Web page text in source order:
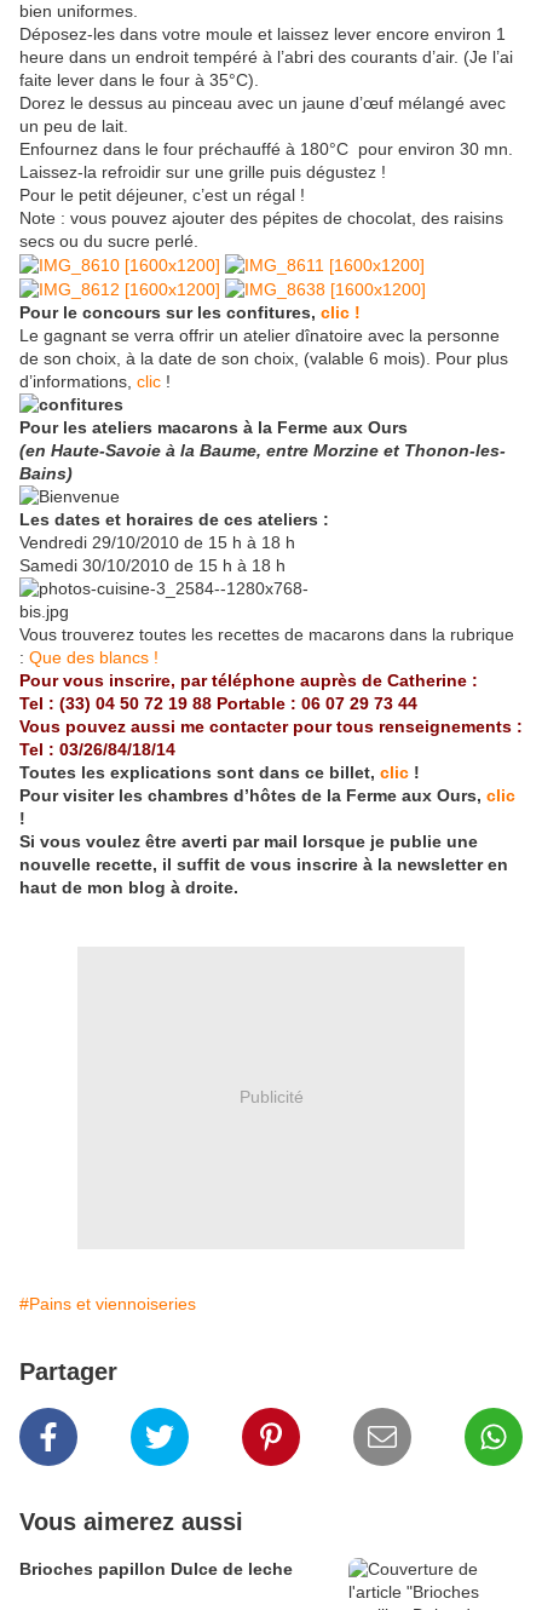
bien uniformes.
Déposez-les dans votre moule et laissez lever encore environ 1
heure dans un endroit tempéré à l’abri des courants d’air. (Je l’ai
faite lever dans le four à 35°C).
Dorez le dessus au pinceau avec un jaune d’œuf mélangé avec
un peu de lait.
Enfournez dans le four préchauffé à 180°C pour environ 30 mn.
Laissez-la refroidir sur une grille puis dégustez !
Pour le petit déjeuner, c’est un régal !
Note : vous pouvez ajouter des pépites de chocolat, des raisins
secs ou du sucre perlé.
Pour le concours sur les confitures, clic !
Le gagnant se verra offrir un atelier dînatoire avec la personne
de son choix, à la date de son choix, (valable 6 mois). Pour plus
d’informations, clic !
Pour les ateliers macarons à la Ferme aux Ours
(en Haute-Savoie à la Baume, entre Morzine et Thonon-les-
Bains)
Les dates et horaires de ces ateliers :
Vendredi 29/10/2010 de 15 h à 18 h
Samedi 30/10/2010 de 15 h à 18 h
Vous trouverez toutes les recettes de macarons dans la rubrique
: Que des blancs !
Pour vous inscrire, par téléphone auprès de Catherine :
Tel : (33) 04 50 72 19 88 Portable : 06 07 29 73 44
Vous pouvez aussi me contacter pour tous renseignements :
Tel : 03/26/84/18/14
Toutes les explications sont dans ce billet, clic !
Pour visiter les chambres d’hôtes de la Ferme aux Ours, clic
!
Si vous voulez être averti par mail lorsque je publie une
nouvelle recette, il suffit de vous inscrire à la newsletter en
haut de mon blog à droite.
Publicité
#Pains et viennoiseries
Partager
Vous aimerez aussi
Brioches papillon Dulce de leche